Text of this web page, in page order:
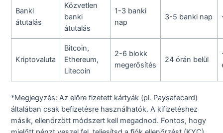
Banki
átutalás
Közvetlen
banki
átutalás
1-3 banki
nap
3-5 banki nap
Kriptovaluta
Bitcoin,
Ethereum,
Litecoin
2-6 blokk
megerősítés
24 órán belül
*Megjegyzés: Az előre fizetett kártyák (pl. Paysafecard)
általában csak befizetésre használhatók. A kifizetéshez
másik, ellenőrzött módszert kell megadnod. Fontos, hogy